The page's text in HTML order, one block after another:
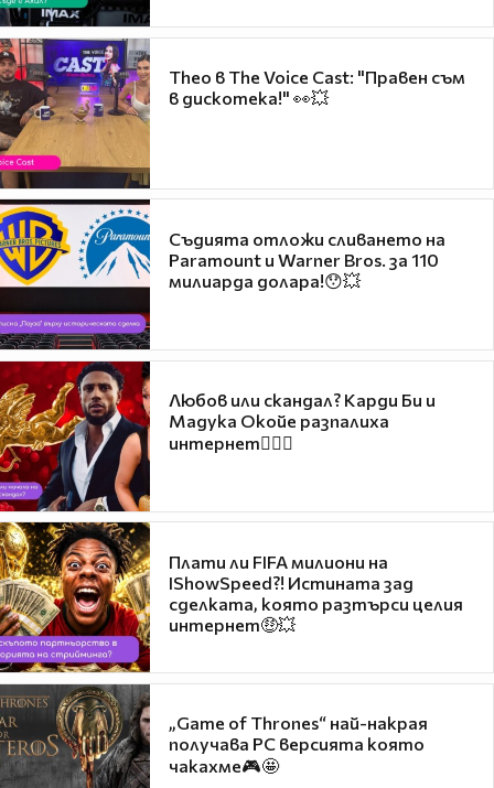
Theo в The Voice Cast: "Правен съм
в дискотека!" 👀💥
Съдията отложи сливането на
Paramount и Warner Bros. за 110
милиарда долара!😯💥
Любов или скандал? Карди Би и
Мадука Окойе разпалиха
интернет❤️‍🔥🔥
Плати ли FIFA милиони на
IShowSpeed?! Истината зад
сделката, която разтърси целия
интернет🤑💥
„Game of Thrones“ най-накрая
получава PC версията която
чакахме🎮🤩